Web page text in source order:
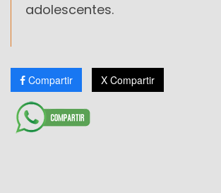
adolescentes.
Compartir X Compartir